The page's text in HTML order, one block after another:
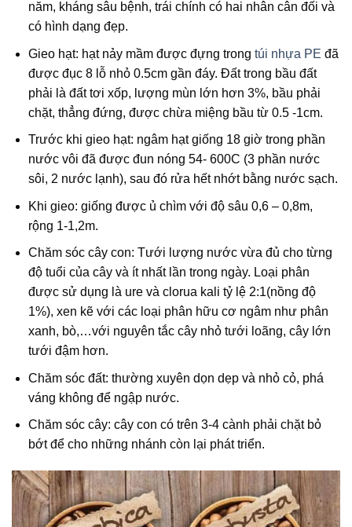
năm, kháng sâu bệnh, trái chính có hai nhân cân đối và
có hình dạng đẹp.
Gieo hạt: hạt nảy mầm được đựng trong túi nhựa PE đã
được đục 8 lỗ nhỏ 0.5cm gần đáy. Đất trong bầu đất
phải là đất tơi xốp, lượng mùn lớn hơn 3%, bầu phải
chặt, thẳng đứng, được chừa miệng bầu từ 0.5 -1cm.
Trước khi gieo hạt: ngâm hạt giống 18 giờ trong phần
nước vôi đã được đun nóng 54- 600C (3 phần nước
sôi, 2 nước lạnh), sau đó rửa hết nhớt bằng nước sạch.
Khi gieo: giống được ủ chìm với độ sâu 0,6 – 0,8m,
rộng 1-1,2m.
Chăm sóc cây con: Tưới lượng nước vừa đủ cho từng
độ tuổi của cây và ít nhất lần trong ngày. Loại phân
được sử dụng là ure và clorua kali tỷ lệ 2:1(nồng độ
1%), xen kẽ với các loại phân hữu cơ ngâm như phân
xanh, bò,…với nguyên tắc cây nhỏ tưới loãng, cây lớn
tưới đậm hơn.
Chăm sóc đất: thường xuyên dọn dẹp và nhỏ cỏ, phá
váng không để ngập nước.
Chăm sóc cây: cây con có trên 3-4 cành phải chặt bỏ
bớt để cho những nhánh còn lại phát triển.